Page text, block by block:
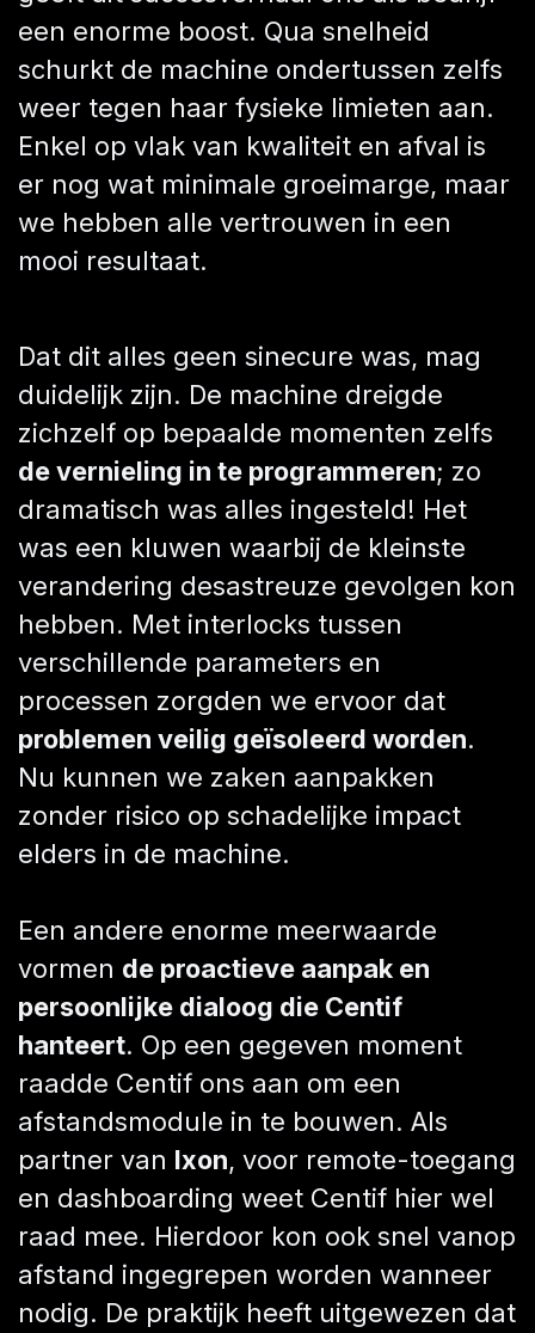
een enorme boost. Qua snelheid
schurkt de machine ondertussen zelfs
weer tegen haar fysieke limieten aan.
Enkel op vlak van kwaliteit en afval is
er nog wat minimale groeimarge, maar
we hebben alle vertrouwen in een
mooi resultaat.
Dat dit alles geen sinecure was, mag
duidelijk zijn. De machine dreigde
zichzelf op bepaalde momenten zelfs
de vernieling in te programmeren; zo
dramatisch was alles ingesteld! Het
was een kluwen waarbij de kleinste
verandering desastreuze gevolgen kon
hebben. Met interlocks tussen
verschillende parameters en
processen zorgden we ervoor dat
problemen veilig geïsoleerd worden.
Nu kunnen we zaken aanpakken
zonder risico op schadelijke impact
elders in de machine.
Een andere enorme meerwaarde
vormen de proactieve aanpak en
persoonlijke dialoog die Centif
hanteert. Op een gegeven moment
raadde Centif ons aan om een
afstandsmodule in te bouwen. Als
partner van Ixon, voor remote-toegang
en dashboarding weet Centif hier wel
raad mee. Hierdoor kon ook snel vanop
afstand ingegrepen worden wanneer
nodig. De praktijk heeft uitgewezen dat